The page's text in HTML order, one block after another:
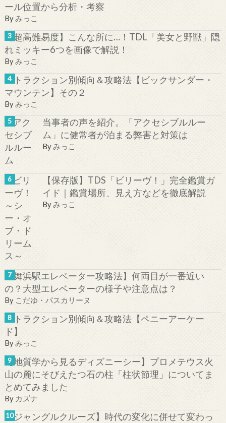
ール位置から分析・考察
Byみっこ
【超高難易度】こんな所に…！TDL「美女と野獣」隠
れミッキー6つを画像で解説！
Byみっこ
アトラクション別傾向＆攻略法【ビックサンダー・
マウンテン】その２
By みっこ
当事者の声を紹介。「アクセシブルルー
ム」に健常者が泊まる弊害と対策は
Byみっこ
【保存版】TDS「ビリーヴ！」完全鑑賞ガ
イド｜鑑賞場所、見え方などを徹底解説
Byみっこ
【舞浜駅エレベーター攻略法】何両目が一番近い
の？大型エレベーターの様子や注意点は？
By こだゆ・パスカリーヌ
アトラクション別傾向＆攻略法【ペニーアーケー
ド】
Byみっこ
【地質学から見るディズニーシー】プロメテウス火
山の麓にそびえたつ石の柱「柱状節理」についてま
とめてみました
By カズナ
【ジャングルクルーズ】時代の変化に併せて変わっ